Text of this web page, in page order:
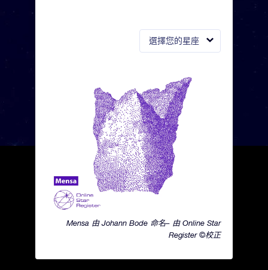
選擇您的星座
Mensa 由 Johann Bode 命名– 由 Online Star
Register ©校正